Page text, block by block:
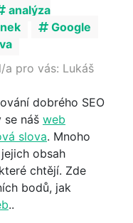
analýza
Google
a pro vás: Lukáš
dobrého SEO
se náš web
slova. Mnoho
obsah
chtějí. Zde
bodů, jak
..